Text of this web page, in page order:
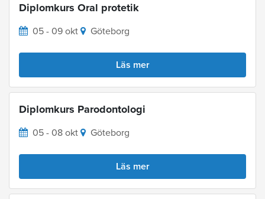
Diplomkurs Oral protetik
05 - 09 okt Göteborg
Läs mer
Diplomkurs Parodontologi
05 - 08 okt Göteborg
Läs mer